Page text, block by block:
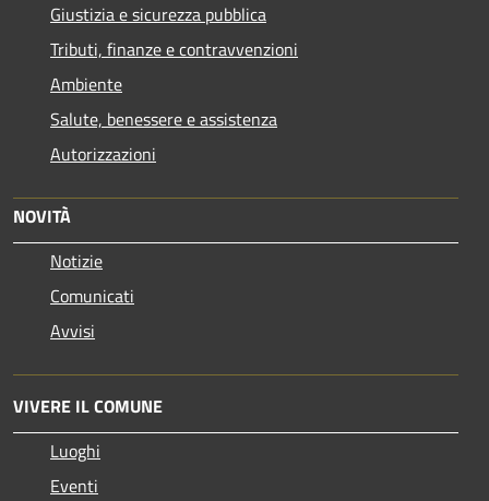
Giustizia e sicurezza pubblica
Tributi, finanze e contravvenzioni
Ambiente
Salute, benessere e assistenza
Autorizzazioni
NOVITÀ
Notizie
Comunicati
Avvisi
VIVERE IL COMUNE
Luoghi
Eventi